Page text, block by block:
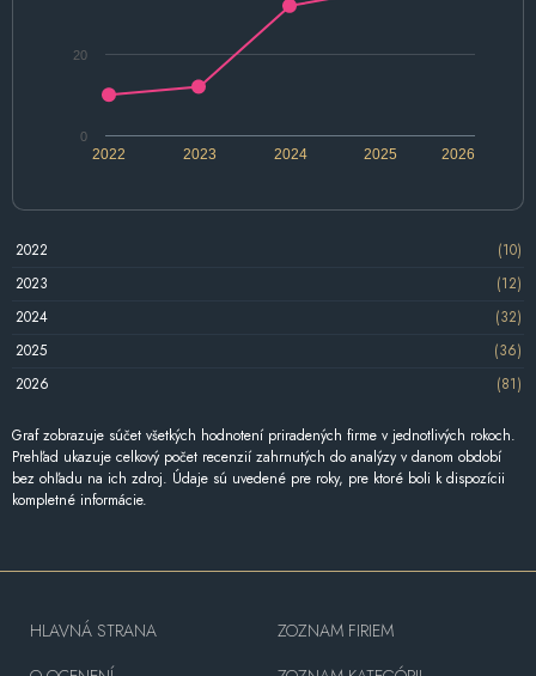
2022 2024 2026
2023 2025
0
20
2022
(10)
2023
(12)
2024
(32)
2025
(36)
2026
(81)
Graf zobrazuje súčet všetkých hodnotení priradených firme v jednotlivých rokoch.
Prehľad ukazuje celkový počet recenzií zahrnutých do analýzy v danom období
bez ohľadu na ich zdroj. Údaje sú uvedené pre roky, pre ktoré boli k dispozícii
kompletné informácie.
HLAVNÁ STRANA
ZOZNAM FIRIEM